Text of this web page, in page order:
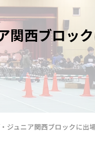
関西ブロッ
ジュニア関西ブロックに出